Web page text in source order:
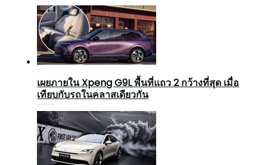
เผยภายใน Xpeng G9L พื้นที่แถว 2 กว้างที่สุด เมื่อ
เทียบกับรถในคลาสเดียวกัน